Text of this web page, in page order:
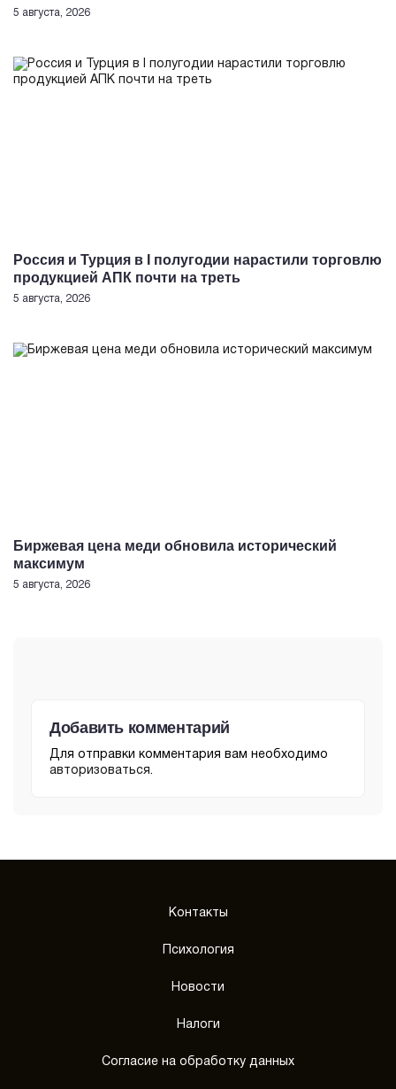
5 августа, 2026
Россия и Турция в I полугодии нарастили торговлю
продукцией АПК почти на треть
5 августа, 2026
Биржевая цена меди обновила исторический
максимум
5 августа, 2026
Добавить комментарий
Для отправки комментария вам необходимо
авторизоваться.
Контакты
Психология
Новости
Налоги
Согласие на обработку данных